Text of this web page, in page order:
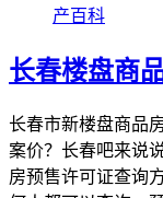
产百科
长春楼盘商
长春市新楼盘商品
案价？长春吧来说
房预售许可证查询